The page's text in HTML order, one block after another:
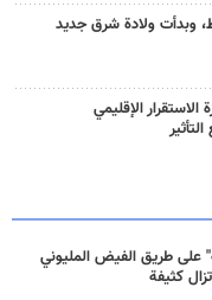
وبدأت ولادة شرق جديد
الاستقرار الإقليمي
طريق الفيض المليوني
كثيفة